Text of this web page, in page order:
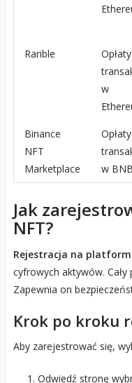
Rarible
w
Binance
NFT
Marketplace
w BNB
Jak
NFT?
Rejestracja na
cyfrowych aktywów. Cały
Zapewnia on
Krok po kroku
Aby zarejestrować się,
Odwiedź stronę